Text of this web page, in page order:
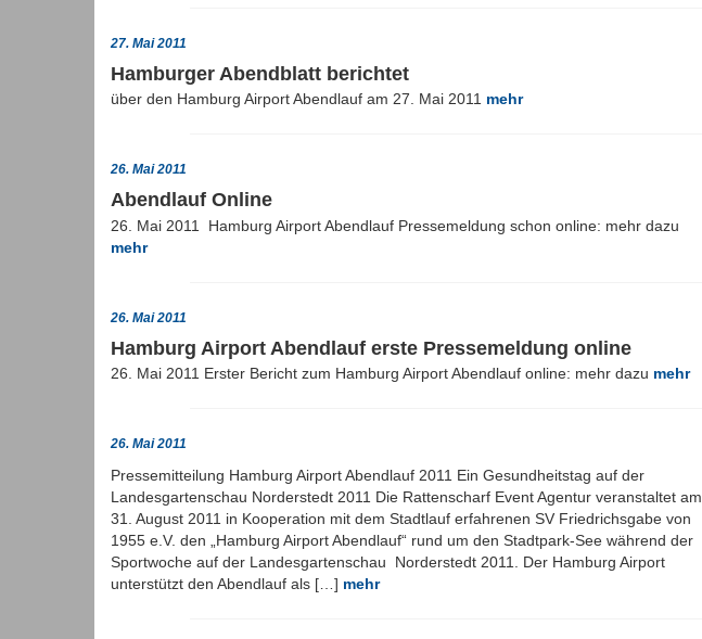
27. Mai 2011
Hamburger Abendblatt berichtet
über den Hamburg Airport Abendlauf am 27. Mai 2011 mehr
26. Mai 2011
Abendlauf Online
26. Mai 2011 Hamburg Airport Abendlauf Pressemeldung schon online: mehr dazu
mehr
26. Mai 2011
Hamburg Airport Abendlauf erste Pressemeldung online
26. Mai 2011 Erster Bericht zum Hamburg Airport Abendlauf online: mehr dazu mehr
26. Mai 2011
Pressemitteilung Hamburg Airport Abendlauf 2011 Ein Gesundheitstag auf der
Landesgartenschau Norderstedt 2011 Die Rattenscharf Event Agentur veranstaltet am
31. August 2011 in Kooperation mit dem Stadtlauf erfahrenen SV Friedrichsgabe von
1955 e.V. den „Hamburg Airport Abendlauf“ rund um den Stadtpark-See während der
Sportwoche auf der Landesgartenschau Norderstedt 2011. Der Hamburg Airport
unterstützt den Abendlauf als […] mehr